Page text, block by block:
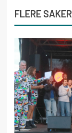
FLERE SAKER